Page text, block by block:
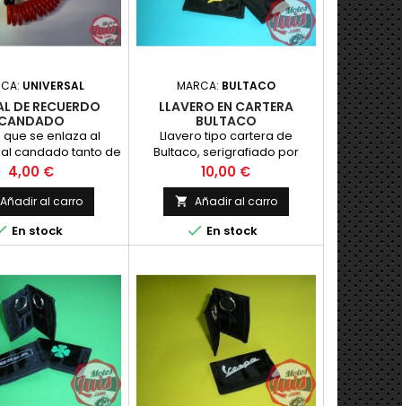
UNIVERSAL
DE RECUERDO
que se enlaza al
candado tanto de
de disco como
que sirv
Precio
4,00 €
Añadir al carro
En stock
MARCA: BULTACO
LLAVERO EN CARTERA
BULTACO
Llavero tipo cartera de
Bultaco, serigrafiado por
ambas caras, en una con el
logo y en la otra co
Precio
10,00 €
 Añadir al carro
 En stock